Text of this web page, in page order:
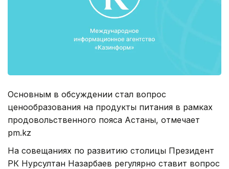
Основным в обсуждении стал вопрос
ценообразования на продукты питания в рамках
продовольственного пояса Астаны, отмечает
pm.kz
На совещаниях по развитию столицы Президент
РК Нурсултан Назарбаев регулярно ставит вопрос